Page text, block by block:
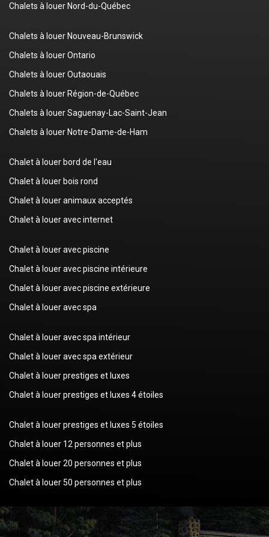
Chalets à louer Nord-du-Québec
Chalets à louer Nouveau-Brunswick
Chalets à louer Ontario
Chalets à louer Outaouais
Chalets à louer Région-de-Québec
Chalets à louer Saguenay-Lac-Saint-Jean
Chalets à louer Notre-Dame-de-Ham
Chalet à louer bord de l'eau
Chalet à louer bois rond
Chalet à louer animaux acceptés
Chalet à louer avec internet
Chalet à louer avec piscine
Chalet à louer avec piscine intérieure
Chalet à louer avec piscine extérieure
Chalet à louer avec spa
Chalet à louer avec spa intérieur
Chalet à louer avec spa extérieur
Chalet à louer prestiges et luxes
Chalet à louer prestiges et luxes 4 étoiles
Chalet à louer prestiges et luxes 5 étoiles
Chalet à louer 12 personnes et plus
Chalet à louer 20 personnes et plus
Chalet à louer 50 personnes et plus